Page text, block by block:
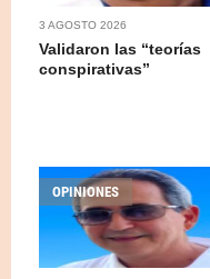
3 AGOSTO 2026
Validaron las “teorías
conspirativas”
OPINIONES